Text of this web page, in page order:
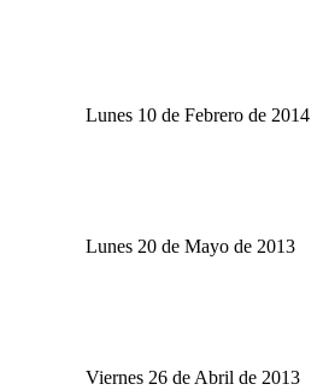
Lunes 10 de Febrero de 2014
Lunes 20 de Mayo de 2013
Viernes 26 de Abril de 2013